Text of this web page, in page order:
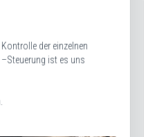
der einzelnen
ist es uns